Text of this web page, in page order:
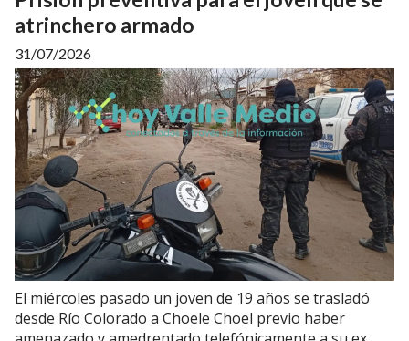
atrinchero armado
31/07/2026
El miércoles pasado un joven de 19 años se trasladó
desde Río Colorado a Choele Choel previo haber